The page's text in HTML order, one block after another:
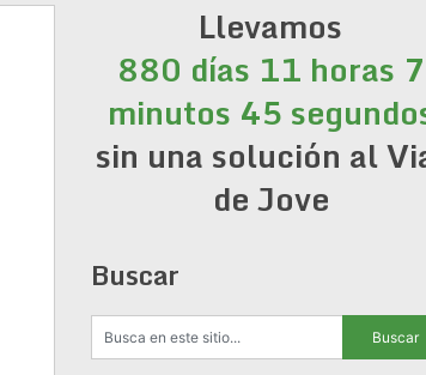
Llevamos
880 días 11 horas 7
minutos 45
sin una solución al
de Jove
Buscar